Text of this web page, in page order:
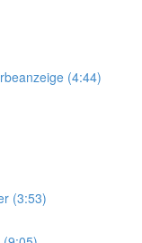
(4:44)
(3:53)